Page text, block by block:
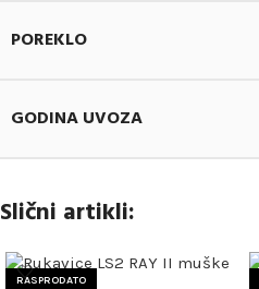
POREKLO
GODINA UVOZA
Slični artikli:
RASPRODATO